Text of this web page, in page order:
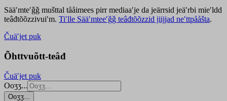
Sääʹmteʹǧǧ mušttal tååimees pirr mediaaʹje da jeärrsid jeäʹrbi mieʹldd
teâđtõõzzivuiʹm. Tiʹlle Sääʹmteeʹǧǧ teâđtõõzzid jiijjad neʹttpååšta.
Čuäʹjet puk
Õhttvuõtt-teâđ
Čuäʹjet puk
Ooʒʒ...
Ooʒʒ...